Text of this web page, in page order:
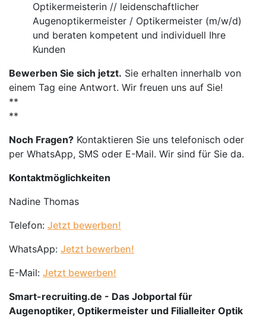
Optikermeisterin // leidenschaftlicher
Augenoptikermeister / Optikermeister (m/w/d)
und beraten kompetent und individuell Ihre
Kunden
Bewerben Sie sich jetzt. Sie erhalten innerhalb von
einem Tag eine Antwort. Wir freuen uns auf Sie!
**
**
Noch Fragen? Kontaktieren Sie uns telefonisch oder
per WhatsApp, SMS oder E-Mail. Wir sind für Sie da.
Kontaktmöglichkeiten
Nadine Thomas
Telefon: Jetzt bewerben!
WhatsApp: Jetzt bewerben!
E-Mail: Jetzt bewerben!
Smart-recruiting.de - Das Jobportal für
Augenoptiker, Optikermeister und Filialleiter Optik